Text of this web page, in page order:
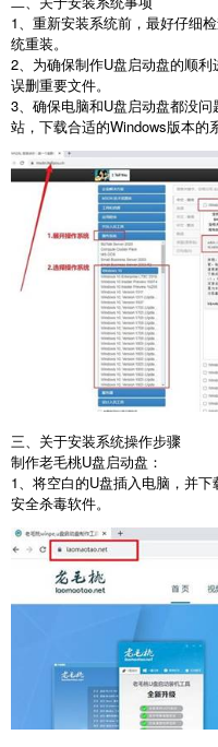
1、重新安装系统前，最好仔细
统重装。
2、为确保制作U盘启动盘的顺
误删重要文件。
3、确保电脑和U盘启动盘都没问
站，下载合适的Windows版本的
三、关于安装系统操作步骤
制作老毛桃U盘启动盘：
1、将空白的U盘插入电脑，并下
安全杀毒软件。